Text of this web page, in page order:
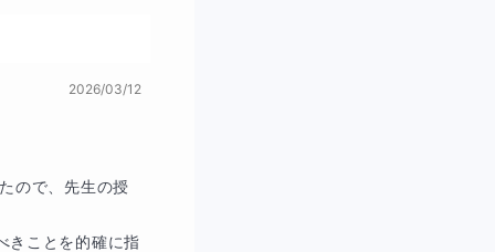
2026/03/12
ので、先生の授
きことを的確に指